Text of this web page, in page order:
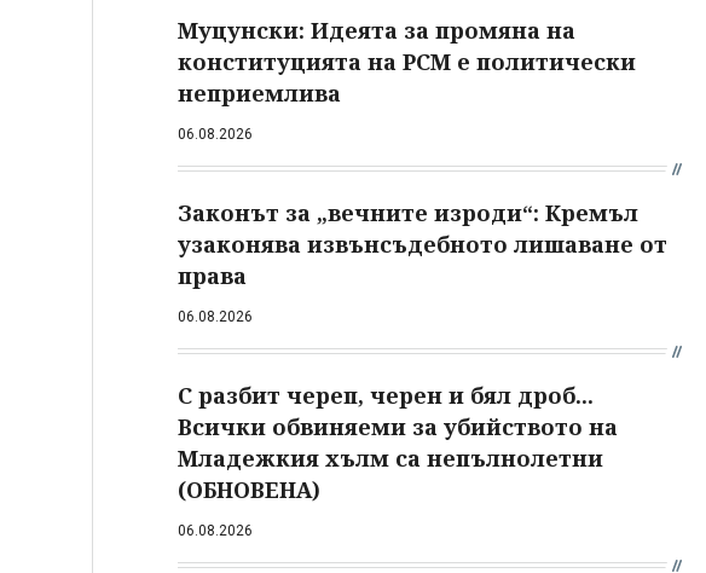
Муцунски: Идеята за промяна на
конституцията на РСМ е политически
неприемлива
06.08.2026
Законът за „вечните изроди“: Кремъл
узаконява извънсъдебното лишаване от
права
06.08.2026
С разбит череп, черен и бял дроб...
Всички обвиняеми за убийството на
Младежкия хълм са непълнолетни
(ОБНОВЕНА)
06.08.2026